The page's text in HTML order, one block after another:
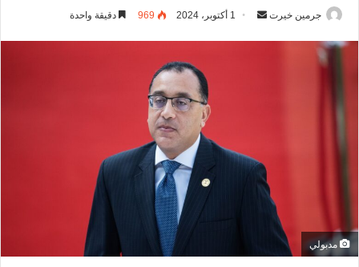
جرمين خيرت
ا
1 أكتوبر، 2024 969 دقيقة واحدة
مدبولي